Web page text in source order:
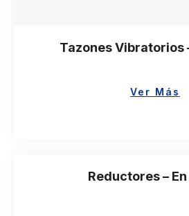
Tazones Vibratorios
Ver Más
Reductores –